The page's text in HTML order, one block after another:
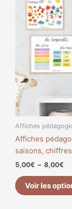
Affiches
Affiches
saisons,
5,00€ – 8,00€
Voir les